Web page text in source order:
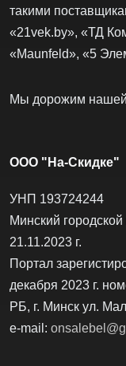
такими
«21vek.by», «ТД
«Maunfeld», «5
Мы дорожим нашей
ООО "На-Скидке"
УНП 193724244
Минский
21.11.2023 г.
Портал
декабря 2023 г.
РБ, г. Минск ул.
e-mail: